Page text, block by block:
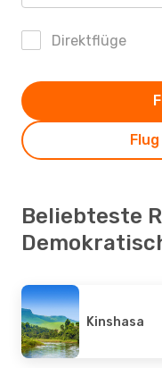
Direktflüge
Beliebteste
Kinshasa